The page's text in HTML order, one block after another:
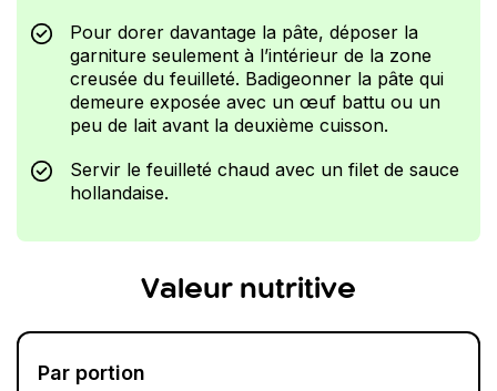
Pour dorer davantage la pâte, déposer la
garniture seulement à l’intérieur de la zone
creusée du feuilleté. Badigeonner la pâte qui
demeure exposée avec un œuf battu ou un
peu de lait avant la deuxième cuisson.
Servir le feuilleté chaud avec un filet de sauce
hollandaise.
Valeur nutritive
Par portion